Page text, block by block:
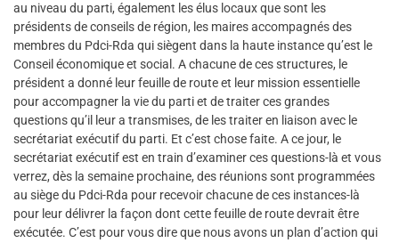
au niveau du parti, également les élus locaux que sont les
présidents de conseils de région, les maires accompagnés des
membres du Pdci-Rda qui siègent dans la haute instance qu’est le
Conseil économique et social. A chacune de ces structures, le
président a donné leur feuille de route et leur mission essentielle
pour accompagner la vie du parti et de traiter ces grandes
questions qu’il leur a transmises, de les traiter en liaison avec le
secrétariat exécutif du parti. Et c’est chose faite. A ce jour, le
secrétariat exécutif est en train d’examiner ces questions-là et vous
verrez, dès la semaine prochaine, des réunions sont programmées
au siège du Pdci-Rda pour recevoir chacune de ces instances-là
pour leur délivrer la façon dont cette feuille de route devrait être
exécutée. C’est pour vous dire que nous avons un plan d’action qui